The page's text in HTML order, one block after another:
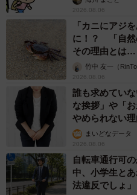
も分かってな
して」中将 タカノリ
2026.08.06
もしかすると
幹線の長野県
ら走れば間に
係が反響
中将 タカノリ
2026.08.06
「なんじゃこ
そびえる物体
てみた結果…
太田 浩子
2026.08.06
エジプトで自